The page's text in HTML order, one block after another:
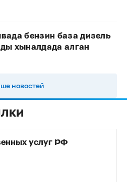
бензин база дизель
хыналдада алган
новостей
услуг РФ